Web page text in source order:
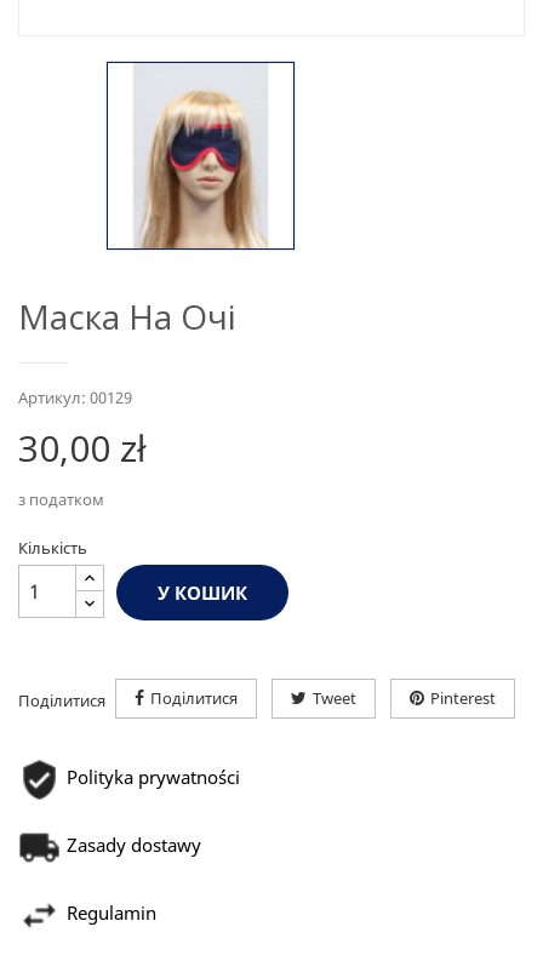
Маска На Очі
Артикул: 00129
30,00 zł
з податком
Кількість
У КОШИК
Поділитися Поділитися Tweet Pinterest
Polityka prywatności
Zasady dostawy
Regulamin